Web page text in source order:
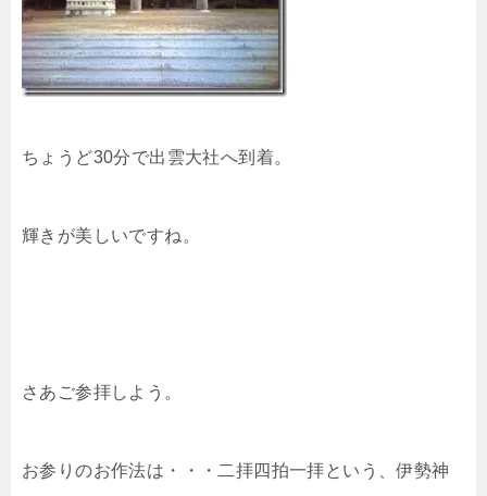
ちょうど30分で出雲大社へ到着。
輝きが美しいですね。
さあご参拝しよう。
お参りのお作法は・・・二拝四拍一拝という、伊勢神